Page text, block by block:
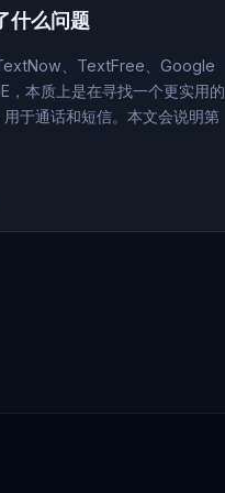
什么问题
、TextFree、Google
，本质上是在寻找一个更实用的
于通话和短信。本文会说明第